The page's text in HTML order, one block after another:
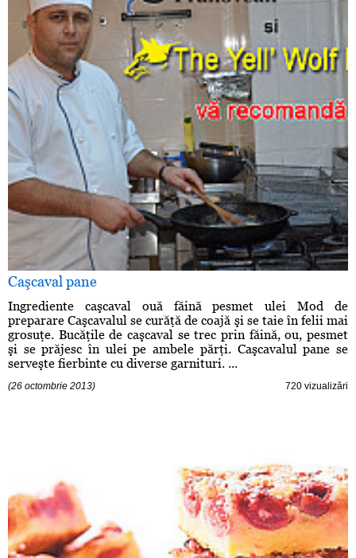
Caşcaval pane
Ingrediente caşcaval ouă făină pesmet ulei Mod de
preparare Caşcavalul se curăţă de coajă şi se taie în felii mai
grosuţe. Bucăţile de caşcaval se trec prin făină, ou, pesmet
şi se prăjesc în ulei pe ambele părţi. Caşcavalul pane se
serveşte fierbinte cu diverse garnituri. ...
(26 octombrie 2013) 720 vizualizări